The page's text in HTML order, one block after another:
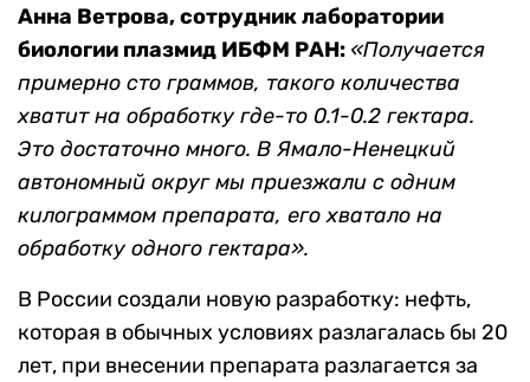
Анна Ветрова, сотрудник лаборатории
биологии плазмид ИБФМ РАН: «Получается
примерно сто граммов, такого количества
хватит на обработку где-то 0.1-0.2 гектара.
Это достаточно много. В Ямало-Ненецкий
автономный округ мы приезжали с одним
килограммом препарата, его хватало на
обработку одного гектара».
В России создали новую разработку: нефть,
которая в обычных условиях разлагалась бы 20
лет, при внесении препарата разлагается за